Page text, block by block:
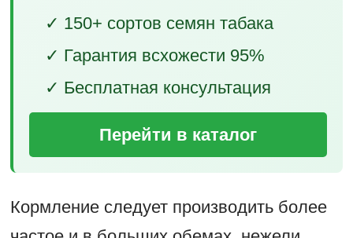
✓ 150+ сортов семян табака
✓ Гарантия всхожести 95%
✓ Бесплатная консультация
Перейти в каталог
Кормление следует производить более